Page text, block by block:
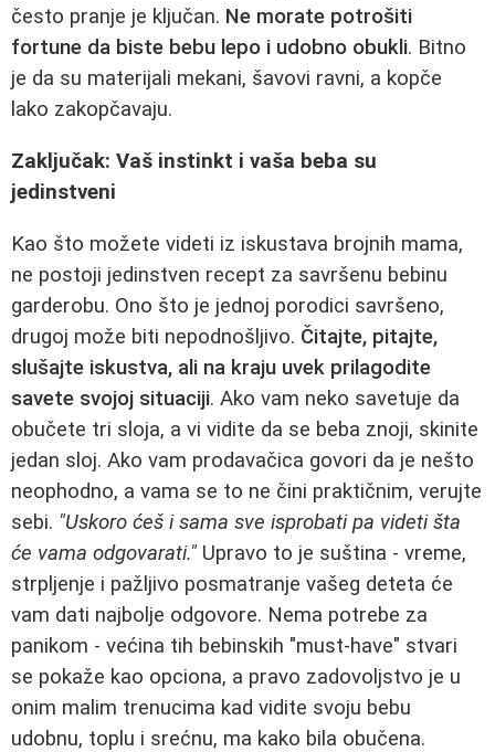
često pranje je ključan. Ne morate potrošiti
fortune da biste bebu lepo i udobno obukli. Bitno
je da su materijali mekani, šavovi ravni, a kopče
lako zakopčavaju.
Zaključak: Vaš instinkt i vaša beba su
jedinstveni
Kao što možete videti iz iskustava brojnih mama,
ne postoji jedinstven recept za savršenu bebinu
garderobu. Ono što je jednoj porodici savršeno,
drugoj može biti nepodnošljivo. Čitajte, pitajte,
slušajte iskustva, ali na kraju uvek prilagodite
savete svojoj situaciji. Ako vam neko savetuje da
obučete tri sloja, a vi vidite da se beba znoji, skinite
jedan sloj. Ako vam prodavačica govori da je nešto
neophodno, a vama se to ne čini praktičnim, verujte
sebi. "Uskoro ćeš i sama sve isprobati pa videti šta
će vama odgovarati." Upravo to je suština - vreme,
strpljenje i pažljivo posmatranje vašeg deteta će
vam dati najbolje odgovore. Nema potrebe za
panikom - većina tih bebinskih "must-have" stvari
se pokaže kao opciona, a pravo zadovoljstvo je u
onim malim trenucima kad vidite svoju bebu
udobnu, toplu i srećnu, ma kako bila obučena.